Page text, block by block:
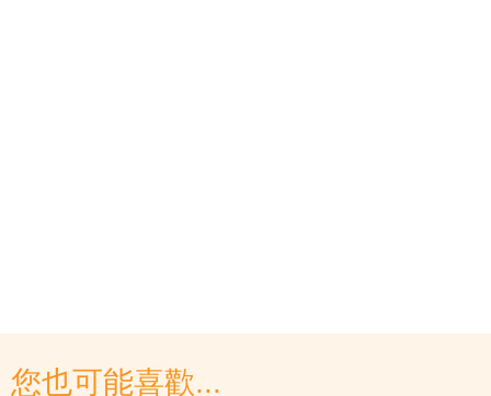
您也可能喜歡...